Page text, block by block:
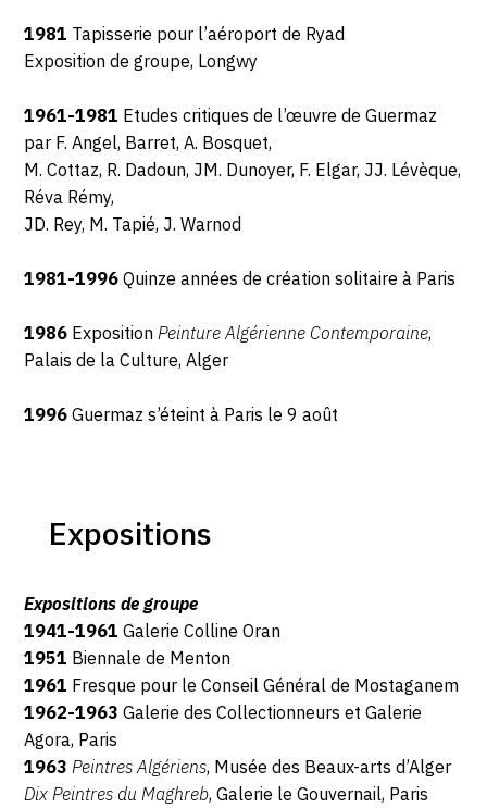
1981 Tapisserie pour l’aéroport de Ryad
Exposition de groupe, Longwy
1961-1981 Etudes critiques de l’œuvre de Guermaz
par F. Angel, Barret, A. Bosquet,
M. Cottaz, R. Dadoun, JM. Dunoyer, F. Elgar, JJ. Lévèque,
Réva Rémy,
JD. Rey, M. Tapié, J. Warnod
1981-1996Quinze années de création solitaire à Paris
1986 ExpositionPeinture Algérienne Contemporaine,
Palais de la Culture, Alger
1996Guermaz s’éteint à Paris le 9 août
Expositions
Expositions de groupe
1941-1961Galerie Colline Oran
1951 Biennale de Menton
1961 Fresque pour le Conseil Général de Mostaganem
1962-1963Galerie des Collectionneurs et Galerie
Agora, Paris
1963 Peintres Algériens, Musée des Beaux-arts d’Alger
Dix Peintres du Maghreb, Galerie le Gouvernail, Paris